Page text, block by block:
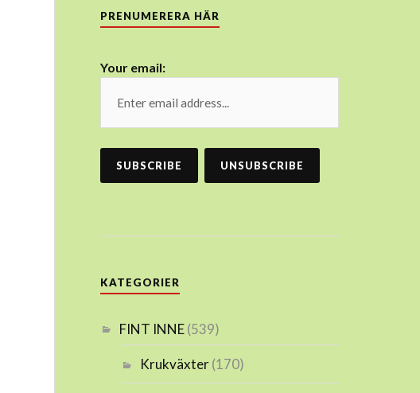
PRENUMERERA HÄR
Your email:
KATEGORIER
FINT INNE(539)
Krukväxter(170)